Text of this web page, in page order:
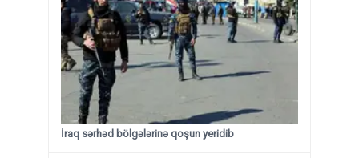
İraq sərhəd bölgələrinə qoşun yeridib